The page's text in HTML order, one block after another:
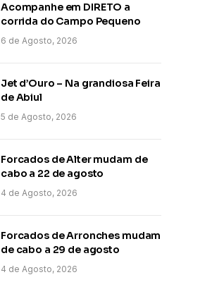
Acompanhe em DIRETO a
corrida do Campo Pequeno
6 de Agosto, 2026
Jet d’Ouro – Na grandiosa Feira
de Abiul
5 de Agosto, 2026
Forcados de Alter mudam de
cabo a 22 de agosto
4 de Agosto, 2026
Forcados de Arronches mudam
de cabo a 29 de agosto
4 de Agosto, 2026